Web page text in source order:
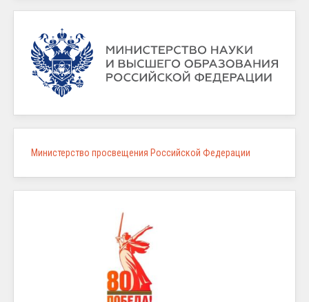
Министерство просвещения Российской Федерации